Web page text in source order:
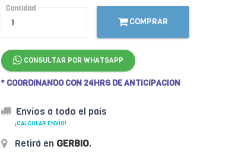
Cantidad
COMPRAR
CONSULTAR POR WHATSAPP
* COORDINANDO CON 24HRS DE ANTICIPACION
Envíos a todo el país
¡CALCULAR ENVÍO!
Retirá en GERBIO.